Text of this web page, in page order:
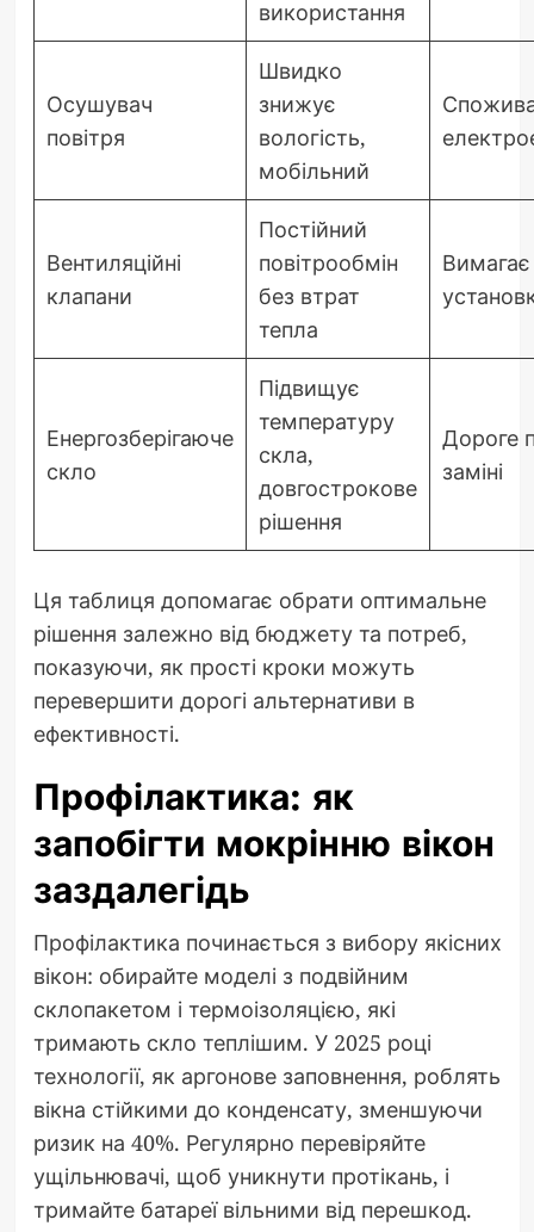
використання
Осушувач
повітря
Швидко
знижує
вологість,
мобільний
Вентиляційні
клапани
Постійний
повітрообмін
без втрат
тепла
Вимагає
Енергозберігаюче
скло
Підвищує
температуру
скла,
довгострокове
рішення
Дороге
заміні
Ця таблиця допомагає обрати оптимальне
рішення залежно від бюджету та потреб,
показуючи, як прості кроки можуть
перевершити дорогі альтернативи в
ефективності.
Профілактика: як
запобігти мокрінню вікон
заздалегідь
Профілактика починається з вибору якісних
вікон: обирайте моделі з подвійним
склопакетом і термоізоляцією, які
тримають скло теплішим. У 2025 році
технології, як аргонове заповнення, роблять
вікна стійкими до конденсату, зменшуючи
ризик на 40%. Регулярно перевіряйте
ущільнювачі, щоб уникнути протікань, і
тримайте батареї вільними від перешкод.